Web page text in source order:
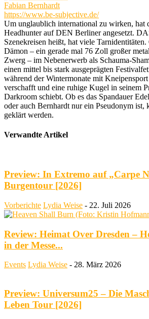
Fabian Bernhardt
https://www.be-subjective.de/
Um unglaublich international zu wirken, hat
Headhunter auf DEN Berliner angesetzt.
Szenekreisen heißt, hat viele Tarnidentitäten.
Dämon – ein gerade mal 76 Zoll großer
Zwerg – im Nebenerwerb als Schauma-
einen mittel bis stark ausgeprägten
während der Wintermonate mit
verschafft und eine ruhige Kugel in seinem
Darkroom schiebt. Ob es das Spandauer
oder auch Bernhardt nur ein Pseudonym ist,
geklärt werden.
Verwandte Artikel
Preview: In Extremo auf „Carpe
Burgentour [2026]
Vorberichte Lydia Weise - 22. Juli 2026
Review: Heimat Over Dresden –
in der Messe...
Events Lydia Weise - 28. März 2026
Preview: Universum25 – Die
Leben Tour [2026]